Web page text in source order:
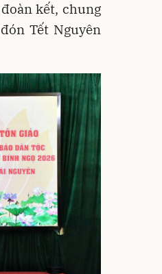
kết, chung
Tết Nguyên